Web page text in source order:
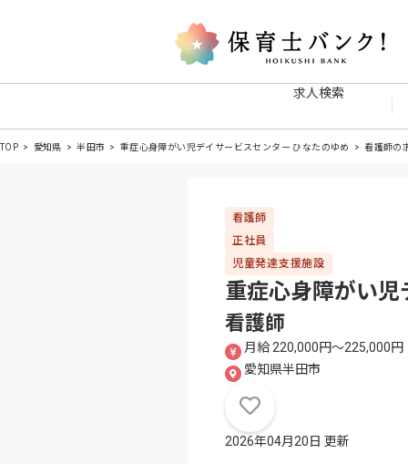
求人検索
TOP 愛知県 半田市 重症心身障がい児デイサービスセンター ひなたのゆめ 看護師の
看護師
正社員
児童発達支援施設
重症心身障がい
看護師
月給 220,000円〜225,000円
愛知県半田市
2026年04月20日 更新